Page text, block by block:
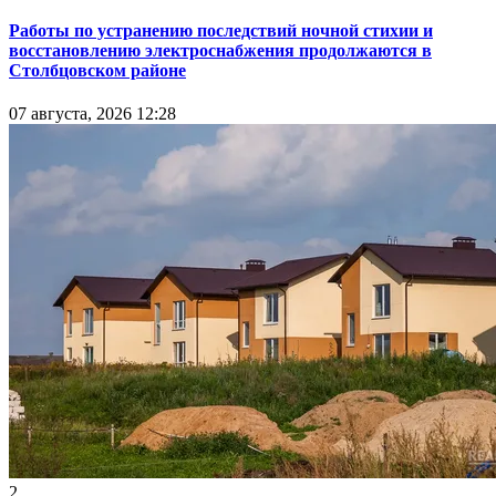
Работы по устранению последствий ночной стихии и
восстановлению электроснабжения продолжаются в
Столбцовском районе
07 августа, 2026 12:28
2